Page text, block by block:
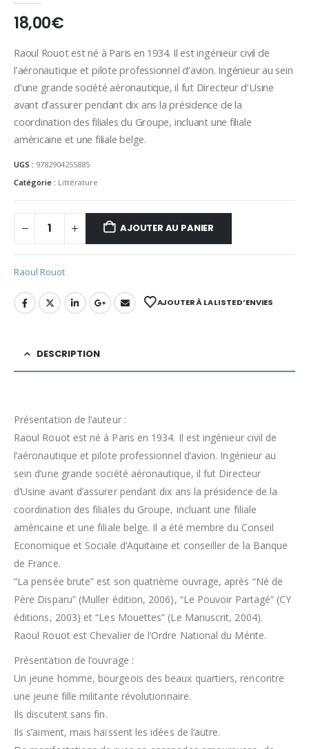
18,00€
Raoul Rouot est né à Paris en 1934. Il est ingénieur civil de
l’aéronautique et pilote professionnel d’avion. Ingénieur au sein
d’une grande société aéronautique, il fut Directeur d’Usine
avant d’assurer pendant dix ans la présidence de la
coordination des filiales du Groupe, incluant une filiale
américaine et une filiale belge.
UGS : 9782904255885
Catégorie : Littérature
AJOUTER AU PANIER
Raoul Rouot
AJOUTER À LA LISTE D’ENVIES
DESCRIPTION
Présentation de l’auteur :
Raoul Rouot est né à Paris en 1934. Il est ingénieur civil de
l’aéronautique et pilote professionnel d’avion. Ingénieur au
sein d’une grande société aéronautique, il fut Directeur
d’Usine avant d’assurer pendant dix ans la présidence de la
coordination des filiales du Groupe, incluant une filiale
américaine et une filiale belge. Il a été membre du Conseil
Economique et Sociale d’Aquitaine et conseiller de la Banque
de France.
“La pensée brute” est son quatrième ouvrage, après “Né de
Père Disparu” (Muller édition, 2006), “Le Pouvoir Partagé” (CY
éditions, 2003) et “Les Mouettes” (Le Manuscrit, 2004).
Raoul Rouot est Chevalier de l’Ordre National du Mérite.
Présentation de l’ouvrage :
Un jeune homme, bourgeois des beaux quartiers, rencontre
une jeune fille militante révolutionnaire.
Ils discutent sans fin.
Ils s’aiment, mais haïssent les idées de l’autre.